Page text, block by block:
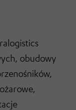
obudowy